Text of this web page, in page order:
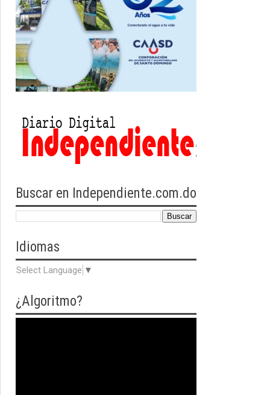
Buscar en Independiente.com.do
Idiomas
Select Language ▼
¿Algoritmo?